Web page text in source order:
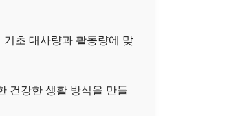
초 대사량과 활동량에 맞
건강한 생활 방식을 만들